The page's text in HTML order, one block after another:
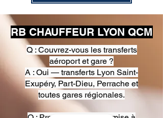
RB CHAUFFEUR LYON QCM
Q : Couvrez-vous les transferts
aéroport et gare ?
A : Oui — transferts Lyon Saint-
Exupéry, Part-Dieu, Perrache et
toutes gares régionales.